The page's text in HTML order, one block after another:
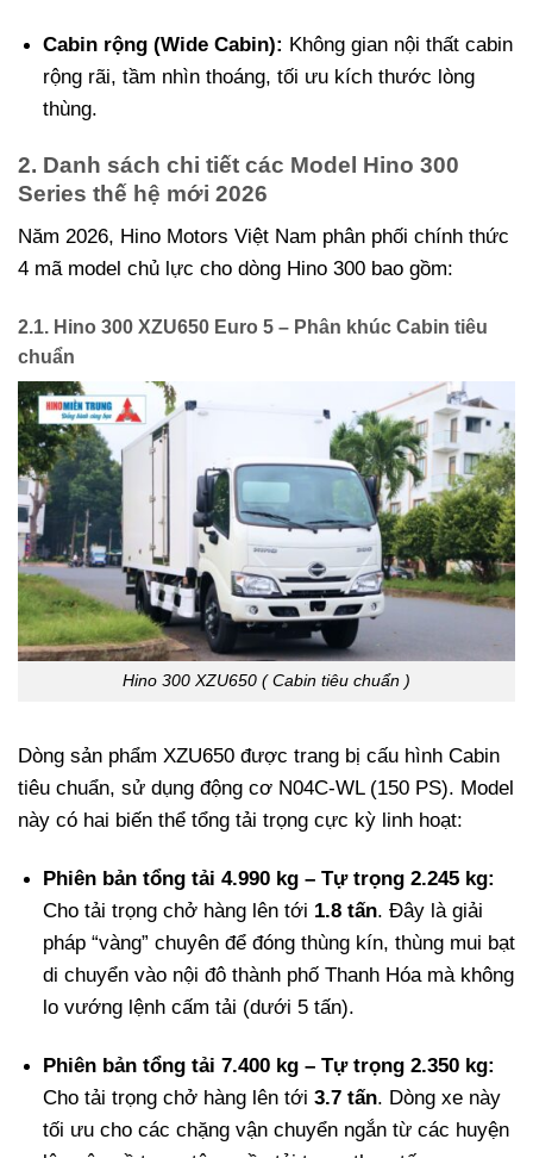
Cabin rộng (Wide Cabin): Không gian nội thất cabin
rộng rãi, tầm nhìn thoáng, tối ưu kích thước lòng
thùng.
2. Danh sách chi tiết các Model Hino 300
Series thế hệ mới 2026
Năm 2026, Hino Motors Việt Nam phân phối chính thức
4 mã model chủ lực cho dòng Hino 300 bao gồm:
2.1. Hino 300 XZU650 Euro 5 – Phân khúc Cabin tiêu
chuẩn
Hino 300 XZU650 ( Cabin tiêu chuẩn )
Dòng sản phẩm XZU650 được trang bị cấu hình Cabin
tiêu chuẩn, sử dụng động cơ N04C-WL (150 PS). Model
này có hai biến thể tổng tải trọng cực kỳ linh hoạt:
Phiên bản tổng tải 4.990 kg – Tự trọng 2.245 kg:
Cho tải trọng chở hàng lên tới 1.8 tấn. Đây là giải
pháp “vàng” chuyên để đóng thùng kín, thùng mui bạt
di chuyển vào nội đô thành phố Thanh Hóa mà không
lo vướng lệnh cấm tải (dưới 5 tấn).
Phiên bản tổng tải 7.400 kg – Tự trọng 2.350 kg:
Cho tải trọng chở hàng lên tới 3.7 tấn. Dòng xe này
tối ưu cho các chặng vận chuyển ngắn từ các huyện